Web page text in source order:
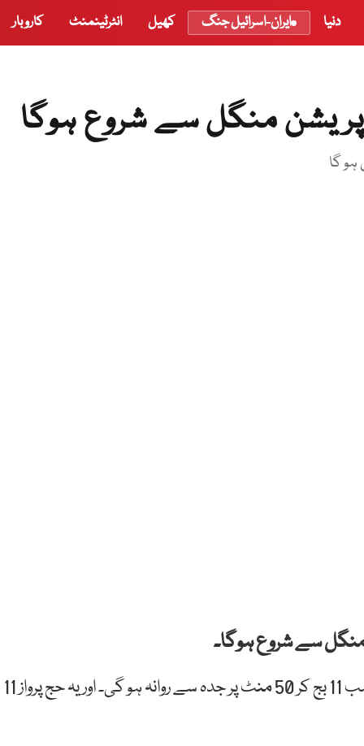
دنیا ایران-اسرائیل جنگ کھیل انٹرٹینمنٹ کاروبار
منگل سے شروع ہوگا
سے شروع ہوگا۔
حاجیوں کی وطن واپسی کے لیے پہلی پرواز 10 جون کی شب 11 بج کر 50 منٹ پر جدہ سے روانہ ہو گی۔ اور یہ حج پرواز 11